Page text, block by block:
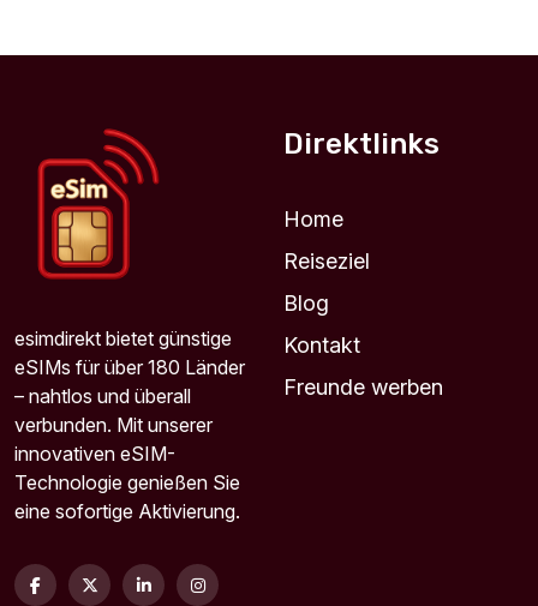
esimdirekt bietet günstige
eSIMs für über 180 Länder
– nahtlos und überall
verbunden. Mit unserer
innovativen eSIM-
Technologie genießen Sie
eine sofortige Aktivierung.
Direktlinks
Home
Reiseziel
Blog
Kontakt
Freunde werben